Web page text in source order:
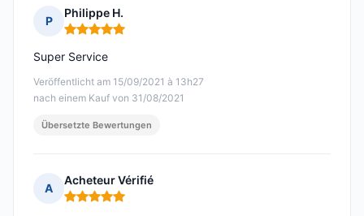
P
Philippe H.
Hinweis: 5 von 5
Veröffentlicht am 15/09/2021 à 13h27
nach einem Kauf von 31/08/2021
Super Service
Übersetzte Bewertungen
A
Acheteur Vérifié
Hinweis: 5 von 5